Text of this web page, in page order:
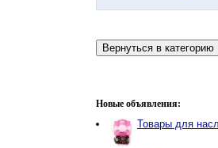
Новые объявления:
Товары для